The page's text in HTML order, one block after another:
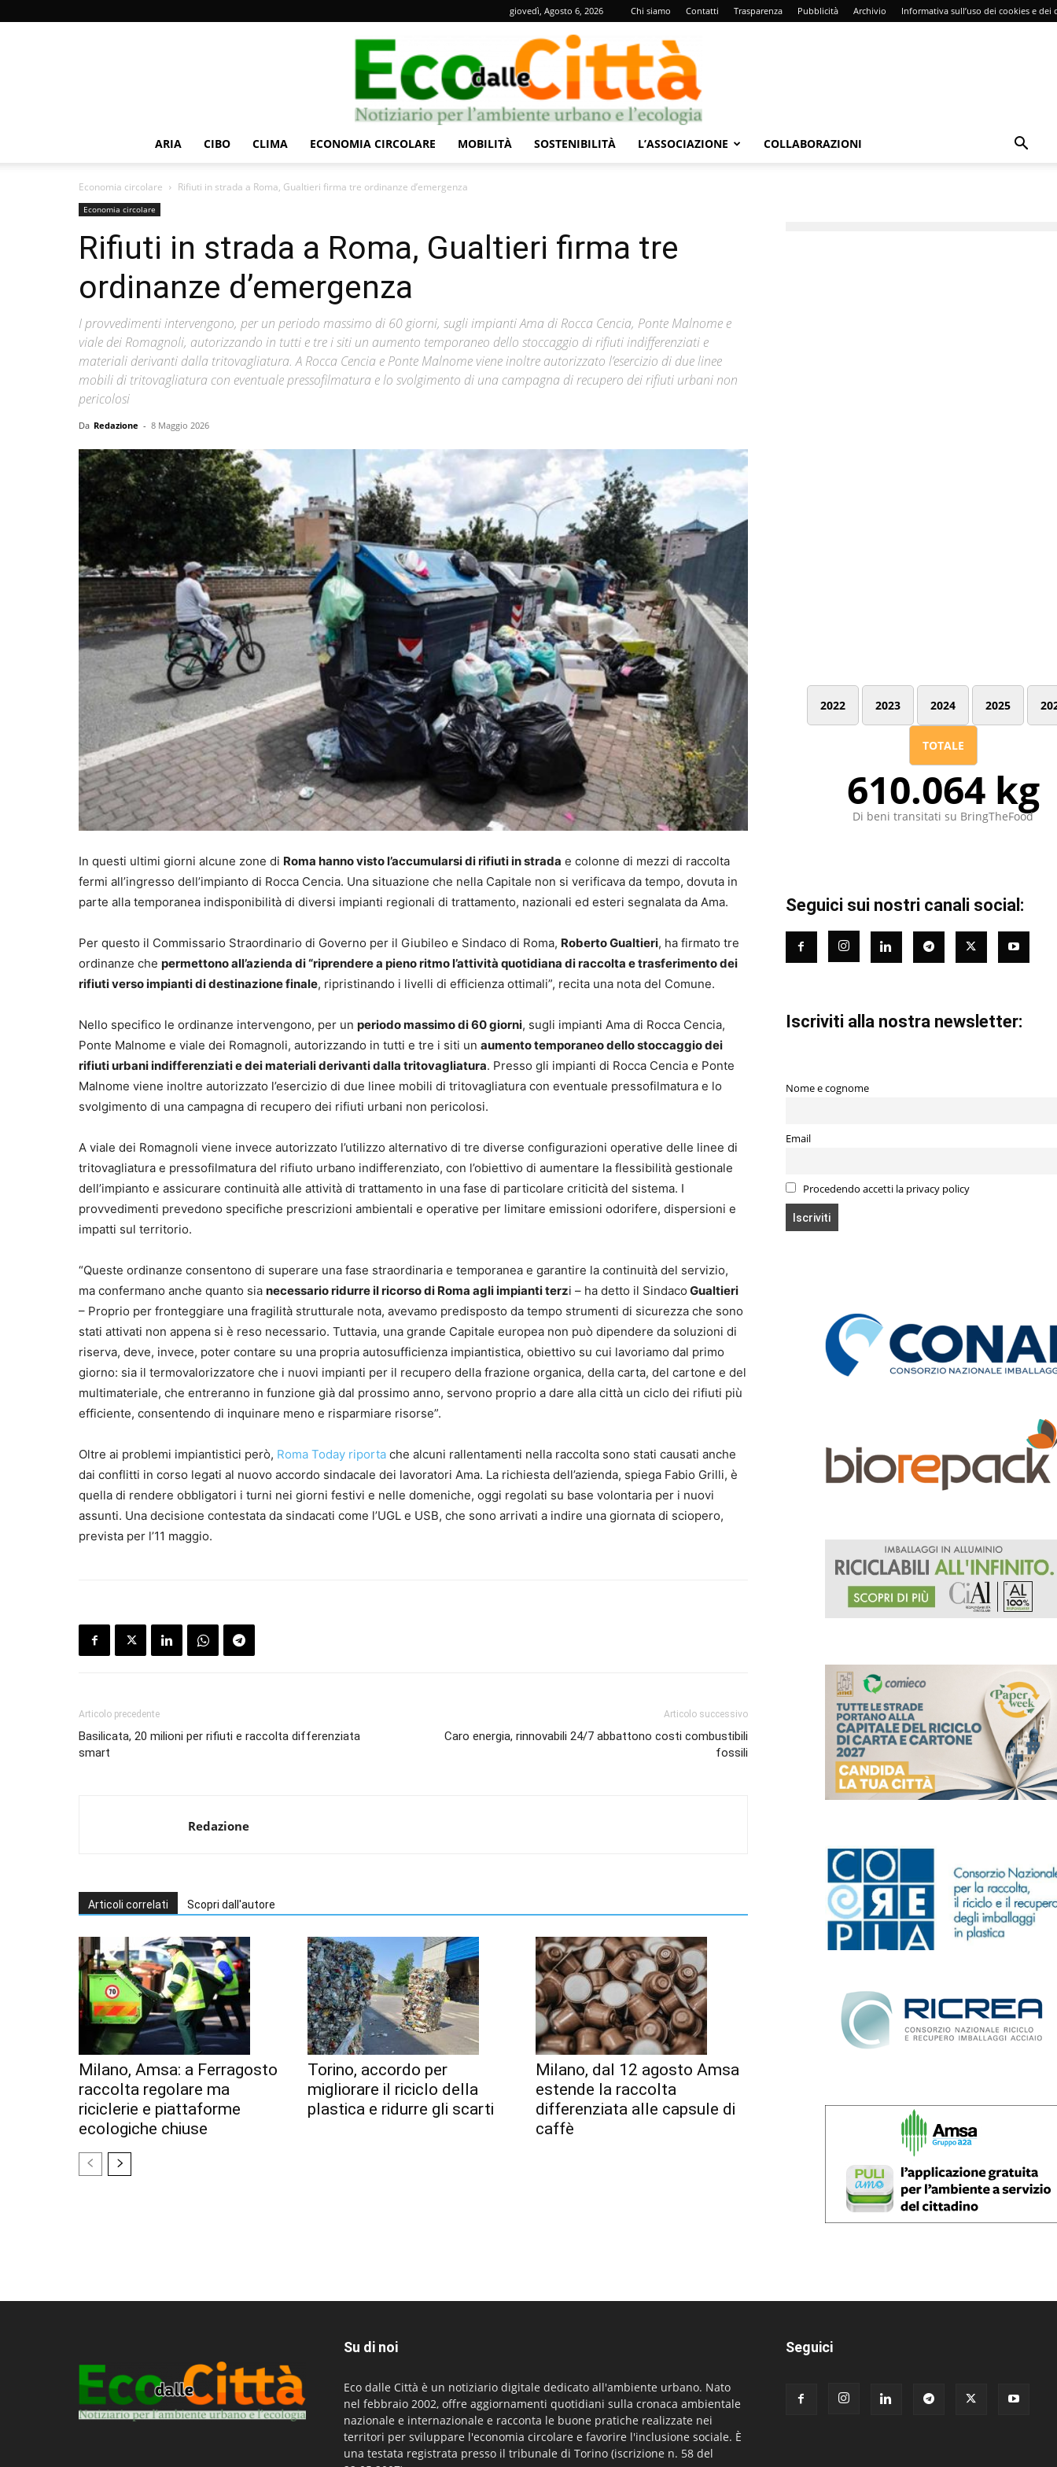
giovedì, Agosto 6, 2026 Chi siamo Contatti Trasparenza Pubblicità Archivio Informativa sull’uso dei cookies e dei
Città
ARIA CIBO CLIMA ECONOMIA CIRCOLARE MOBILITÀ SOSTENIBILITÀ L’ASSOCIAZIONE COLLABORAZIONI
Economia circolare Rifiuti in strada a Roma, Gualtieri firma tre ordinanze d’emergenza
Economia circolare
Rifiuti in strada a Roma, Gualtieri firma tre
ordinanze d’emergenza
I provvedimenti intervengono, per un periodo massimo di 60 giorni, sugli impianti Ama di Rocca Cencia, Ponte Malnome e
viale dei Romagnoli, autorizzando in tutti e tre i siti un aumento temporaneo dello stoccaggio di rifiuti indifferenziati e
materiali derivanti dalla tritovagliatura. A Rocca Cencia e Ponte Malnome viene inoltre autorizzato l’esercizio di due linee
mobili di tritovagliatura con eventuale pressofilmatura e lo svolgimento di una campagna di recupero dei rifiuti urbani non
pericolosi
Da Redazione - 8 Maggio 2026
In questi ultimi giorni alcune zone di Roma hanno visto l’accumularsi di rifiuti in strada e colonne di mezzi di raccolta
fermi all’ingresso dell’impianto di Rocca Cencia. Una situazione che nella Capitale non si verificava da tempo, dovuta in
parte alla temporanea indisponibilità di diversi impianti regionali di trattamento, nazionali ed esteri segnalata da Ama.
Per questo il Commissario Straordinario di Governo per il Giubileo e Sindaco di Roma, Roberto Gualtieri, ha firmato tre
ordinanze che permettono all’azienda di “riprendere a pieno ritmo l’attività quotidiana di raccolta e trasferimento dei
rifiuti verso impianti di destinazione finale, ripristinando i livelli di efficienza ottimali”, recita una nota del Comune.
Nello specifico le ordinanze intervengono, per un periodo massimo di 60 giorni, sugli impianti Ama di Rocca Cencia,
Ponte Malnome e viale dei Romagnoli, autorizzando in tutti e tre i siti un aumento temporaneo dello stoccaggio dei
rifiuti urbani indifferenziati e dei materiali derivanti dalla tritovagliatura. Presso gli impianti di Rocca Cencia e Ponte
Malnome viene inoltre autorizzato l’esercizio di due linee mobili di tritovagliatura con eventuale pressofilmatura e lo
svolgimento di una campagna di recupero dei rifiuti urbani non pericolosi.
A viale dei Romagnoli viene invece autorizzato l’utilizzo alternativo di tre diverse configurazioni operative delle linee di
tritovagliatura e pressofilmatura del rifiuto urbano indifferenziato, con l’obiettivo di aumentare la flessibilità gestionale
dell’impianto e assicurare continuità alle attività di trattamento in una fase di particolare criticità del sistema. I
provvedimenti prevedono specifiche prescrizioni ambientali e operative per limitare emissioni odorifere, dispersioni e
impatti sul territorio.
“Queste ordinanze consentono di superare una fase straordinaria e temporanea e garantire la continuità del servizio,
ma confermano anche quanto sia necessario ridurre il ricorso di Roma agli impianti terzi – ha detto il Sindaco Gualtieri
– Proprio per fronteggiare una fragilità strutturale nota, avevamo predisposto da tempo strumenti di sicurezza che sono
stati attivati non appena si è reso necessario. Tuttavia, una grande Capitale europea non può dipendere da soluzioni di
riserva, deve, invece, poter contare su una propria autosufficienza impiantistica, obiettivo su cui lavoriamo dal primo
giorno: sia il termovalorizzatore che i nuovi impianti per il recupero della frazione organica, della carta, del cartone e del
multimateriale, che entreranno in funzione già dal prossimo anno, servono proprio a dare alla città un ciclo dei rifiuti più
efficiente, consentendo di inquinare meno e risparmiare risorse”.
Oltre ai problemi impiantistici però, Roma Today riporta che alcuni rallentamenti nella raccolta sono stati causati anche
dai conflitti in corso legati al nuovo accordo sindacale dei lavoratori Ama. La richiesta dell’azienda, spiega Fabio Grilli, è
quella di rendere obbligatori i turni nei giorni festivi e nelle domeniche, oggi regolati su base volontaria per i nuovi
assunti. Una decisione contestata da sindacati come l’UGL e USB, che sono arrivati a indire una giornata di sciopero,
prevista per l’11 maggio.
Articolo precedente
Basilicata, 20 milioni per rifiuti e raccolta differenziata
smart
Articolo successivo
Caro energia, rinnovabili 24/7 abbattono costi combustibili
fossili
Redazione
Articoli correlati Scopri dall'autore
Milano, Amsa: a Ferragosto
raccolta regolare ma
riciclerie e piattaforme
ecologiche chiuse
Torino, accordo per
migliorare il riciclo della
plastica e ridurre gli scarti
Milano, dal 12 agosto Amsa
estende la raccolta
differenziata alle capsule di
caffè
2022 2023 2024 2025
TOTALE
610.064 kg
Di beni transitati su BringTheFood
Seguici sui nostri canali social:
Iscriviti alla nostra newsletter:
Nome e cognome
Email
Procedendo accetti la privacy policy
Su di noi
Eco dalle Città è un notiziario digitale dedicato all'ambiente urbano. Nato
nel febbraio 2002, offre aggiornamenti quotidiani sulla cronaca ambientale
nazionale e internazionale e racconta le buone pratiche realizzate nei
territori per sviluppare l'economia circolare e favorire l'inclusione sociale. È
una testata registrata presso il tribunale di Torino (iscrizione n. 58 del
Seguici